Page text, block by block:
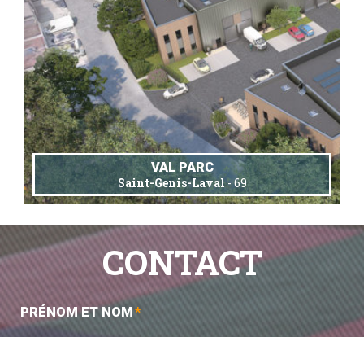
VAL PARC
Saint-Genis-Laval- 69
CONTACT
PRÉNOM ET NOM*